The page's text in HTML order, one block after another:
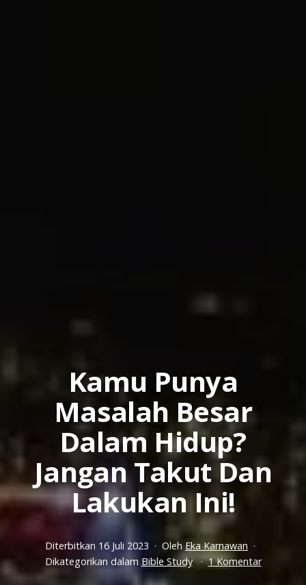
Kamu Punya
Masalah Besar
Dalam Hidup?
Jangan Takut Dan
Lakukan Ini!
Diterbitkan 16 Juli 2023 OlehEka Karnawan
Dikategorikan dalam Bible Study 1 Komentarpada